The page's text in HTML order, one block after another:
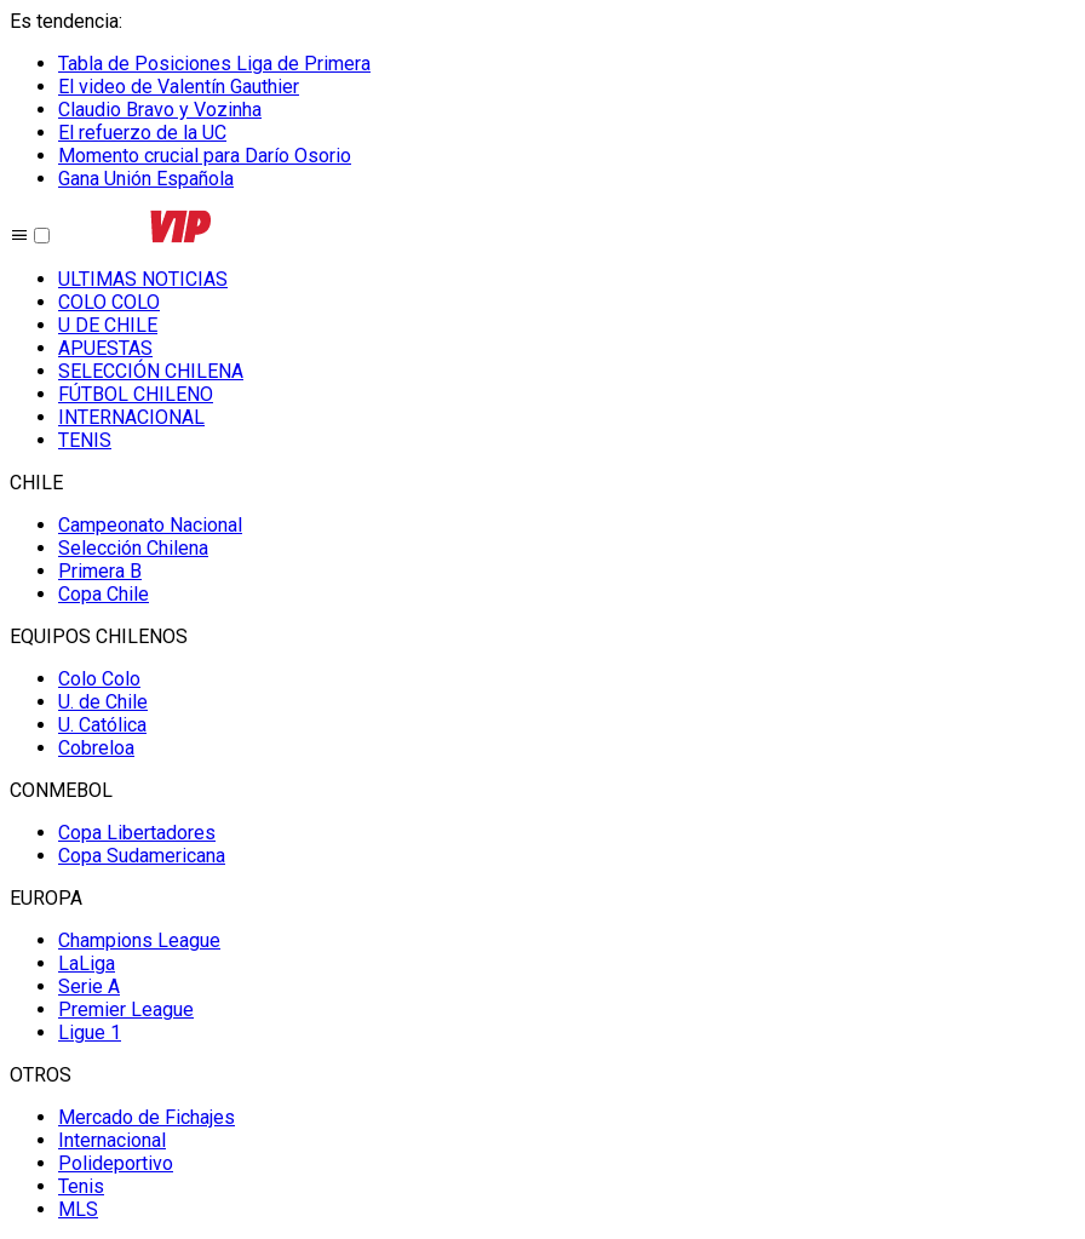
Es tendencia:
Tabla de Posiciones Liga de Primera
El video de Valentín Gauthier
Claudio Bravo y Vozinha
El refuerzo de la UC
Momento crucial para Darío Osorio
Gana Unión Española
ULTIMAS NOTICIAS
COLO COLO
U DE CHILE
APUESTAS
SELECCIÓN CHILENA
FÚTBOL CHILENO
INTERNACIONAL
TENIS
CHILE
Campeonato Nacional
Selección Chilena
Primera B
Copa Chile
EQUIPOS CHILENOS
Colo Colo
U. de Chile
U. Católica
Cobreloa
CONMEBOL
Copa Libertadores
Copa Sudamericana
EUROPA
Champions League
LaLiga
Serie A
Premier League
Ligue 1
OTROS
Mercado de Fichajes
Internacional
Polideportivo
Tenis
MLS